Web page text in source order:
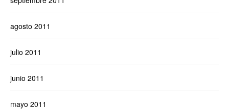
agosto 2011
julio 2011
junio 2011
mayo 2011